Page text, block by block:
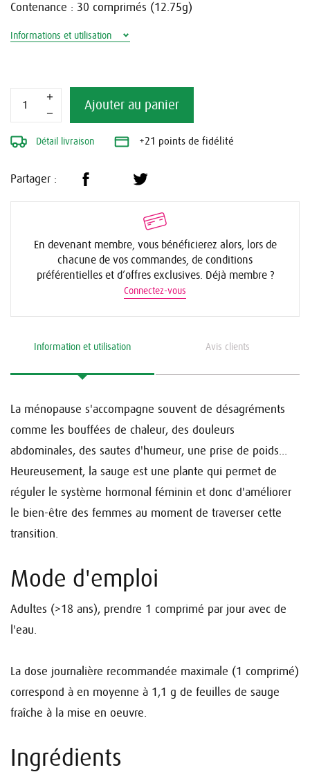
Contenance : 30 comprimés (12.75g)
Informations et utilisation
Ajouter au panier
Détail livraison +21 points de fidélité
Partager :
En devenant membre, vous bénéficierez alors, lors de
chacune de vos commandes, de conditions
préférentielles et d’offres exclusives. Déjà membre ?
Connectez-vous
Information et utilisation Avis clients
La ménopause s'accompagne souvent de désagréments
comme les bouffées de chaleur, des douleurs
abdominales, des sautes d'humeur, une prise de poids...
Heureusement, la sauge est une plante qui permet de
réguler le système hormonal féminin et donc d'améliorer
le bien-être des femmes au moment de traverser cette
transition.
Mode d'emploi
Adultes (>18 ans), prendre 1 comprimé par jour avec de
l'eau.
La dose journalière recommandée maximale (1 comprimé)
correspond à en moyenne à 1,1 g de feuilles de sauge
fraîche à la mise en oeuvre.
Ingrédients